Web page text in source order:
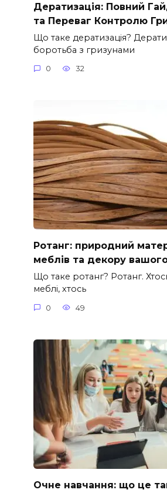
Дератизація: Повний
та Переваг Контролю
Що таке дератизація?
боротьба з гризунами
0 32
Ротанг: природний
меблів та декору вашого
Що таке ротанг? Ротанг.
меблі, хтось
0 49
Очне навчання: що це